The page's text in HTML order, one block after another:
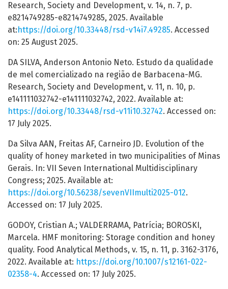
Research, Society and Development, v. 14, n. 7, p.
e8214749285-e8214749285, 2025. Available
at: https://doi.org/10.33448/rsd-v14i7.49285. Accessed
on: 25 August 2025.
DA SILVA, Anderson Antonio Neto. Estudo da qualidade
de mel comercializado na região de Barbacena-MG.
Research, Society and Development, v. 11, n. 10, p.
e141111032742-e141111032742, 2022. Available at:
https://doi.org/10.33448/rsd-v11i10.32742. Accessed on:
17 July 2025.
Da Silva AAN, Freitas AF, Carneiro JD. Evolution of the
quality of honey marketed in two municipalities of Minas
Gerais. In: VII Seven International Multidisciplinary
Congress; 2025. Available at:
https://doi.org/10.56238/sevenVIImulti2025-012.
Accessed on: 17 July 2025.
GODOY, Cristian A.; VALDERRAMA, Patrícia; BOROSKI,
Marcela. HMF monitoring: Storage condition and honey
quality. Food Analytical Methods, v. 15, n. 11, p. 3162-3176,
2022. Available at: https://doi.org/10.1007/s12161-022-
02358-4. Accessed on: 17 July 2025.